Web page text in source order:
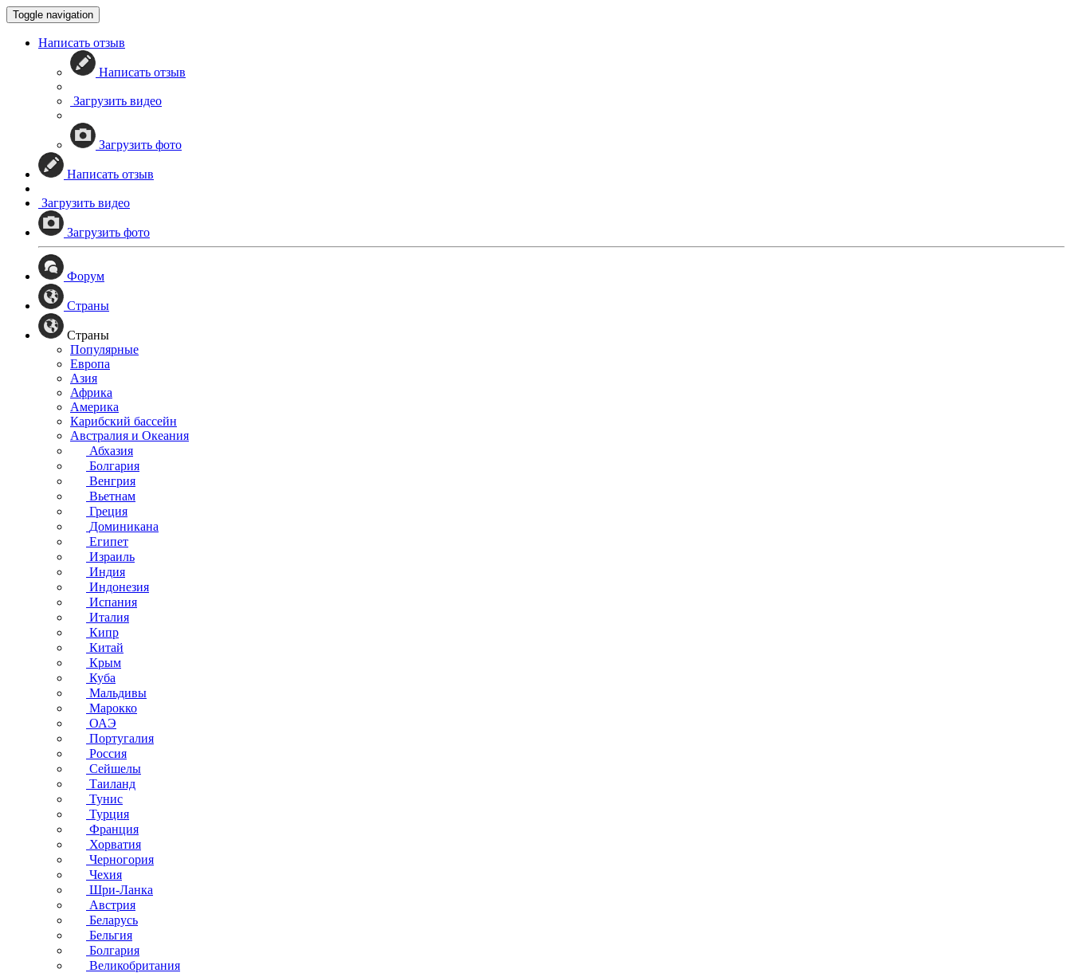
Toggle navigation
Написать отзыв
Написать отзыв
Загрузить видео
Загрузить фото
Написать отзыв
Загрузить видео
Загрузить фото
Форум
Страны
Страны
Популярные
Европа
Азия
Африка
Америка
Карибский бассейн
Австралия и Океания
Абхазия
Болгария
Венгрия
Вьетнам
Греция
Доминикана
Египет
Израиль
Индия
Индонезия
Испания
Италия
Кипр
Китай
Крым
Куба
Мальдивы
Марокко
ОАЭ
Португалия
Россия
Сейшелы
Таиланд
Тунис
Турция
Франция
Хорватия
Черногория
Чехия
Шри-Ланка
Австрия
Беларусь
Бельгия
Болгария
Великобритания